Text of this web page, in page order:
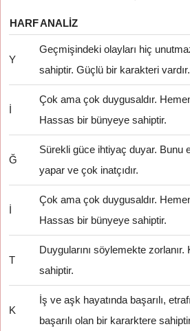
HARFANALIZ
Y
Geçmişindeki olayları hiç
sahiptir. Güçlü bir karakteri vardır.
İ
Çok ama çok duygusaldır.
Hassas bir bünyeye sahiptir.
Ğ
Sürekli güce ihtiyaç duyar. Bunu
yapar ve çok inatçıdır.
İ
Çok ama çok duygusaldır.
Hassas bir bünyeye sahiptir.
T
Duygularını söylemekte
sahiptir.
K
İş ve aşk hayatında başarılı,
başarılı olan bir kararktere